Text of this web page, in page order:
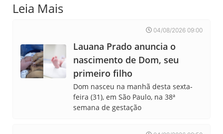
Leia Mais
04/08/2026 09:00
Lauana Prado anuncia o
nascimento de Dom, seu
primeiro filho
Dom nasceu na manhã desta sexta-
feira (31), em São Paulo, na 38ª
semana de gestação